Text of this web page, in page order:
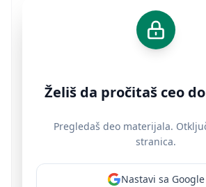
Želiš da pročitaš ceo
Pregledaš deo materijala.
stranica.
Nastavi sa Google